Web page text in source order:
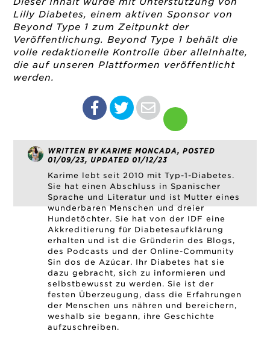
Lilly Diabetes, einem aktiven Sponsor von
Beyond Type 1 zum Zeitpunkt der
Veröffentlichung. Beyond Type 1 behält die
volle redaktionelle Kontrolle über alleInhalte,
die auf unseren Plattformen veröffentlicht
werden.
WRITTEN BY KARIME MONCADA, POSTED
01/09/23, UPDATED 01/12/23
Karime lebt seit 2010 mit Typ-1-Diabetes.
Sie hat einen Abschluss in Spanischer
Sprache und Literatur und ist Mutter eines
wunderbaren Menschen und dreier
Hundetöchter. Sie hat von der IDF eine
Akkreditierung für Diabetesaufklärung
erhalten und ist die Gründerin des Blogs,
des Podcasts und der Online-Community
Sin dos de Azúcar. Ihr Diabetes hat sie
dazu gebracht, sich zu informieren und
selbstbewusst zu werden. Sie ist der
festen Überzeugung, dass die Erfahrungen
der Menschen uns nähren und bereichern,
weshalb sie begann, ihre Geschichte
aufzuschreiben.